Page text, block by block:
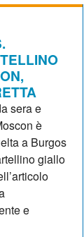
sera e
è
a Burgos
giallo
e